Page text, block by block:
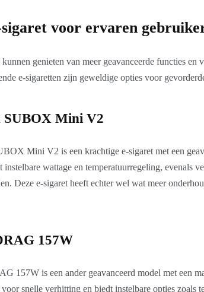
sigaret voor ervaren
genieten van meer geavanceerde functies en
e-sigaretten zijn geweldige opties voor
SUBOX Mini V2
Mini V2 is een krachtige e-sigaret met een
instelbare wattage en temperatuurregeling, evenals
Deze e-sigaret heeft echter wel wat meer
157W
157W is een ander geavanceerd model met een
snelle verhitting en biedt instelbare opties zoals